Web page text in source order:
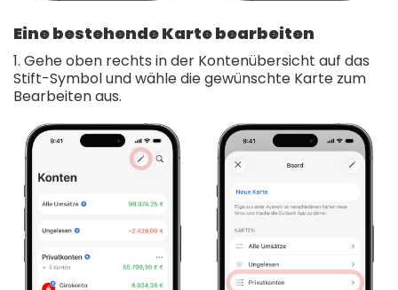
Eine bestehende Karte bearbeiten
1. Gehe oben rechts in der Kontenübersicht auf das
Stift-Symbol und wähle die gewünschte Karte zum
Bearbeiten aus.